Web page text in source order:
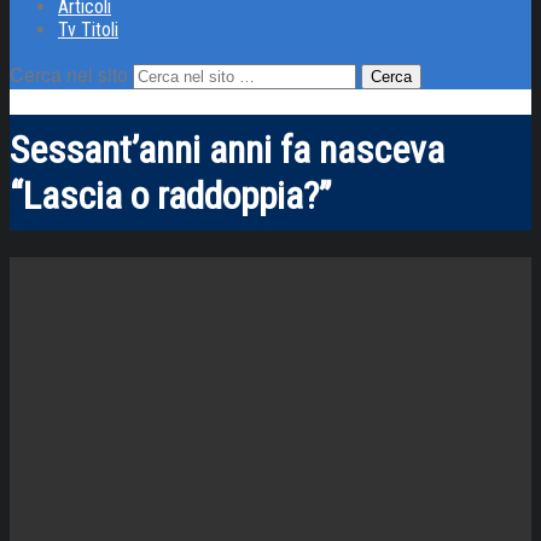
Articoli
Tv Titoli
Cerca nel sito
Sessant’anni anni fa nasceva
“Lascia o raddoppia?”